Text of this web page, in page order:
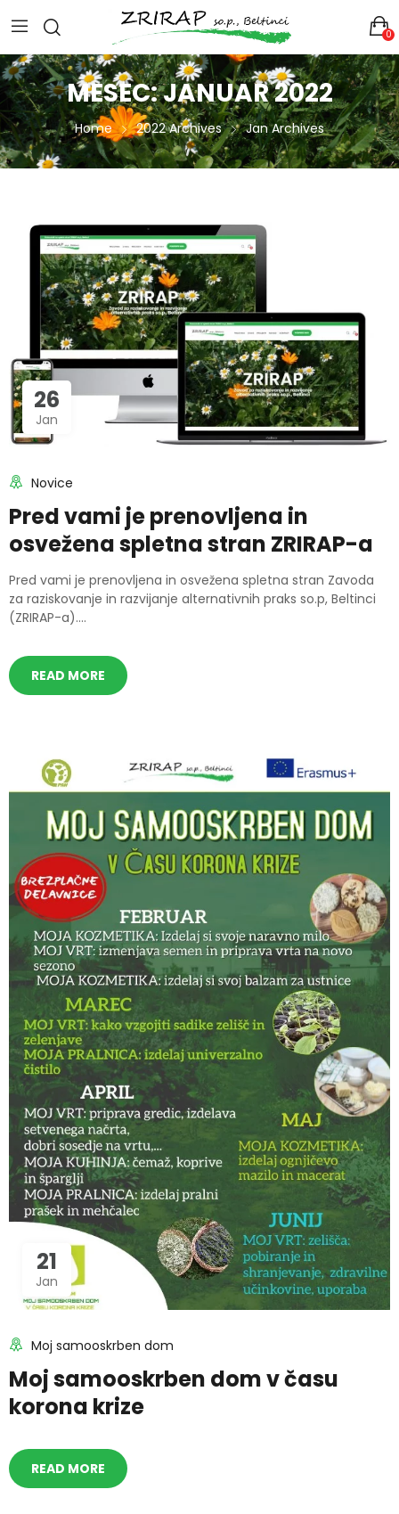
0
MESEC:JANUAR 2022
Home 2022 Archives Jan Archives
26
Jan
Novice
Pred vami je prenovljena in
osvežena spletna stran ZRIRAP-a
Pred vami je prenovljena in osvežena spletna stran Zavoda
za raziskovanje in razvijanje alternativnih praks so.p, Beltinci
(ZRIRAP-a)....
READ MORE
21
Jan
Moj samooskrben dom
Moj samooskrben dom v času
korona krize
READ MORE